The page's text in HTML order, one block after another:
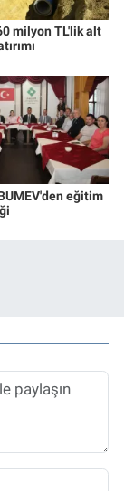
milyon TL'lik alt
eğitim